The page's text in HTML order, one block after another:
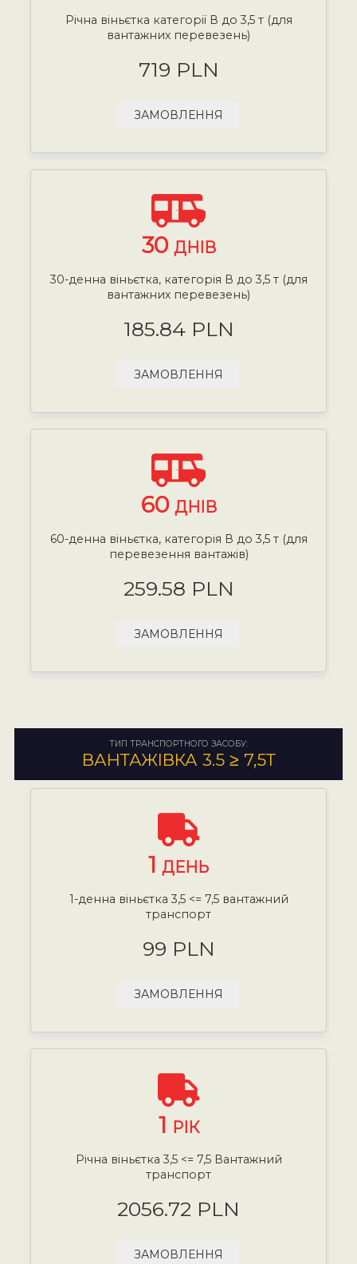
Річна віньєтка категорії В до 3,5 т (для
вантажних перевезень)
719 PLN
ЗАМОВЛЕННЯ
30 ДНІВ
30-денна віньєтка, категорія В до 3,5 т (для
вантажних перевезень)
185.84 PLN
ЗАМОВЛЕННЯ
60 ДНІВ
60-денна віньєтка, категорія В до 3,5 т (для
перевезення вантажів)
259.58 PLN
ЗАМОВЛЕННЯ
ТИП ТРАНСПОРТНОГО ЗАСОБУ:
ВАНТАЖІВКА 3.5 ≥ 7,5Т
1 ДЕНЬ
1-денна віньєтка 3,5 <= 7,5 вантажний
транспорт
99 PLN
ЗАМОВЛЕННЯ
1 РІК
Річна віньєтка 3,5 <= 7,5 Вантажний
транспорт
2056.72 PLN
ЗАМОВЛЕННЯ